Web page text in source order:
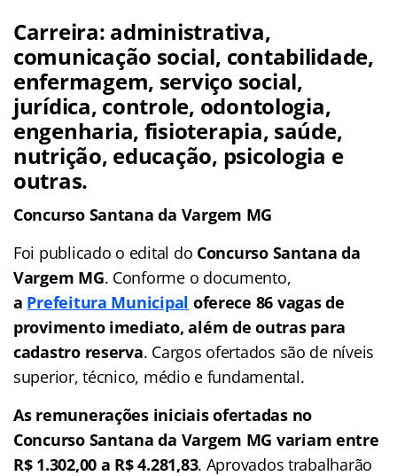
Carreira: administrativa,
comunicação social, contabilidade,
enfermagem, serviço social,
jurídica, controle, odontologia,
engenharia, fisioterapia, saúde,
nutrição, educação, psicologia e
outras.
Concurso Santana da Vargem MG
Foi publicado o edital do Concurso Santana da
Vargem MG. Conforme o documento,
a Prefeitura Municipal oferece 86 vagas de
provimento imediato, além de outras para
cadastro reserva. Cargos ofertados são de níveis
superior, técnico, médio e fundamental.
As remunerações iniciais ofertadas no
Concurso Santana da Vargem MG variam entre
R$ 1.302,00 a R$ 4.281,83. Aprovados trabalharão